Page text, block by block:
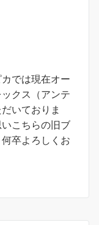
では現在オー
クス（アンテ
いておりま
こちらの旧ブ
卒よろしくお